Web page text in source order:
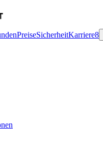
PreiseSicherheitKarriere8